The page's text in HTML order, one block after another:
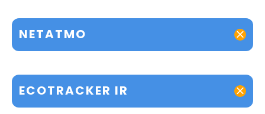
NETATMO
ECOTRACKER IR